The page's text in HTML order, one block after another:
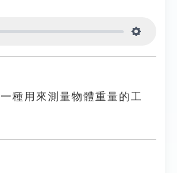
一種用來測量物體重量的工